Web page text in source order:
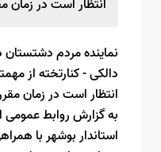
انتظار است در زمان
نماینده مردم
دالکی - کنارتخته از
انتظار است در زمان
به گزارش روابط عمومی
استاندار بوشهر با